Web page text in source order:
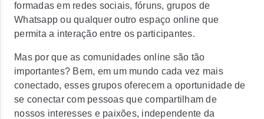
formadas em redes sociais, fóruns, grupos de
Whatsapp ou qualquer outro espaço online que
permita a interação entre os participantes.
Mas por que as comunidades online são tão
importantes? Bem, em um mundo cada vez mais
conectado, esses grupos oferecem a oportunidade de
se conectar com pessoas que compartilham de
nossos interesses e paixões, independente da